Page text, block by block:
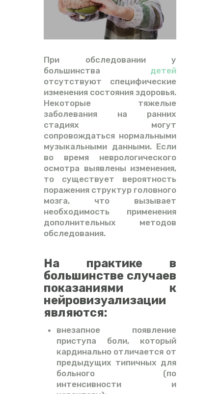
ВИДЕО
При обследовании у
большинства детей
отсутствуют специфические
изменения состояния здоровья.
Некоторые тяжелые
заболевания на ранних
стадиях могут
сопровождаться нормальными
музыкальными данными. Если
во время неврологического
осмотра выявлены изменения,
то существует вероятность
поражения структур головного
мозга, что вызывает
необходимость применения
дополнительных методов
обследования.
На практике в
большинстве случаев
показаниями к
нейровизуализации
являются:
внезапное появление
приступа боли, который
кардинально отличается от
предыдущих типичных для
больного (по
интенсивности и